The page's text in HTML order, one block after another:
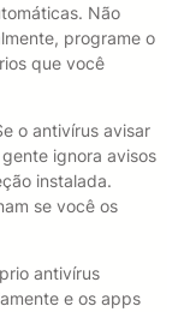
Não
programe o
que você
o antivírus avisar
ignora avisos
instalada.
se você os
antivírus
e os apps